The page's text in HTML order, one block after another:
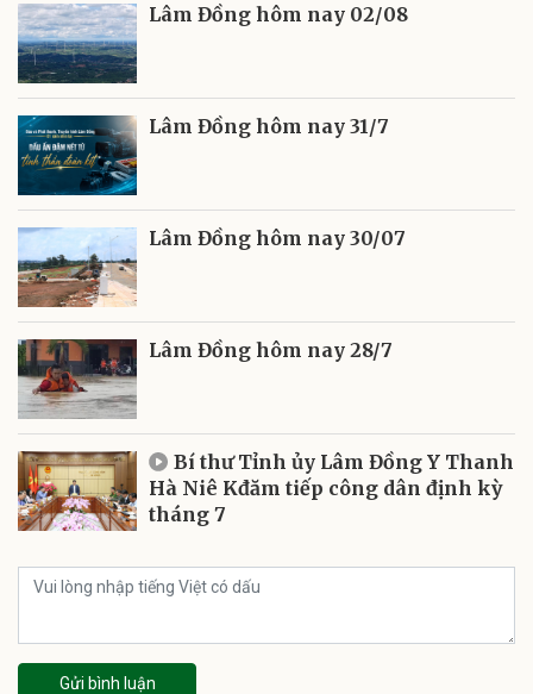
Lâm Đồng hôm nay 02/08
Lâm Đồng hôm nay 31/7
Lâm Đồng hôm nay 30/07
Lâm Đồng hôm nay 28/7
Bí thư Tỉnh ủy Lâm Đồng Y Thanh
Hà Niê Kđăm tiếp công dân định kỳ
tháng 7
Gửi bình luận